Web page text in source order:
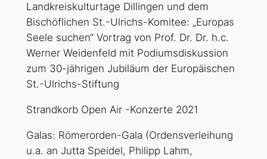
Landkreiskulturtage Dillingen und dem
Bischöflichen St.-Ulrichs-Komitee: „Europas
Seele suchen“ Vortrag von Prof. Dr. Dr. h.c.
Werner Weidenfeld mit Podiumsdiskussion
zum 30-jährigen Jubiläum der Europäischen
St.-Ulrichs-Stiftung
Strandkorb Open Air-Konzerte 2021
Galas: Römerorden-Gala (Ordensverleihung
u.a. an Jutta Speidel, Philipp Lahm,